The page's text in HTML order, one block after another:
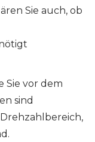
Sie auch, ob
Sie vor dem
sind